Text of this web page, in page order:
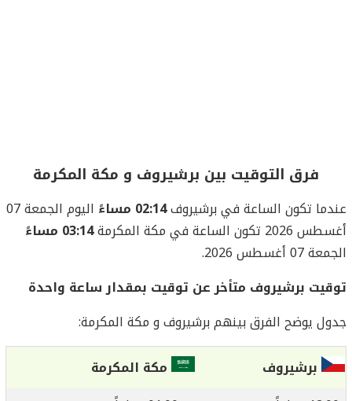
فرق التوقيت بين برشيروف و مكة المكرمة
عندما تكون الساعة في برشيروف02:14 مساءً
اليوم الجمعة 07
أغسطس 2026 تكون الساعة في مكة المكرمة
03:14 مساءً
الجمعة 07 أغسطس 2026.
توقيت برشيروف متأخر عن توقيت بمقدار ساعة واحدة
جدول يوضح الفرق بينهم برشيروف و مكة المكرمة:
برشيروف
مكة المكرمة